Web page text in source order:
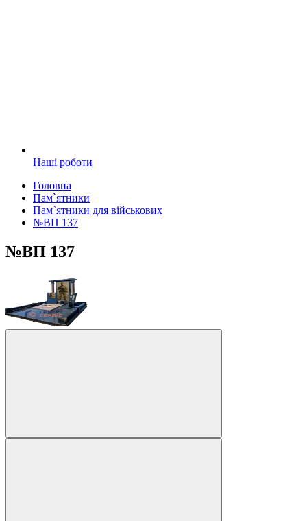
Наші роботи
Головна
Пам`ятники
Пам`ятники для військових
№ВП 137
№ВП 137